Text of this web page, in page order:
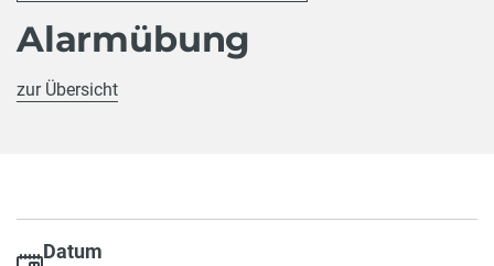
Alarmübung
zur Übersicht
Datum